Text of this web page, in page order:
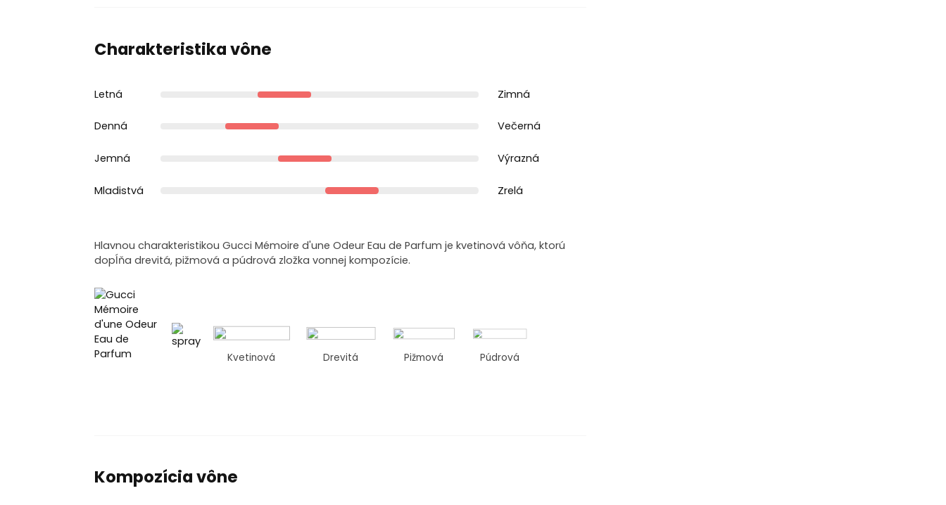
Charakteristika vône
Letná Zimná
Denná Večerná
Jemná Výrazná
Mladistvá Zrelá
Hlavnou charakteristikou Gucci Mémoire d'une Odeur Eau de Parfum je kvetinová vôňa, ktorú
dopĺňa drevitá, pižmová a púdrová zložka vonnej kompozície.
Kvetinová Drevitá Pižmová Púdrová
Kompozícia vône